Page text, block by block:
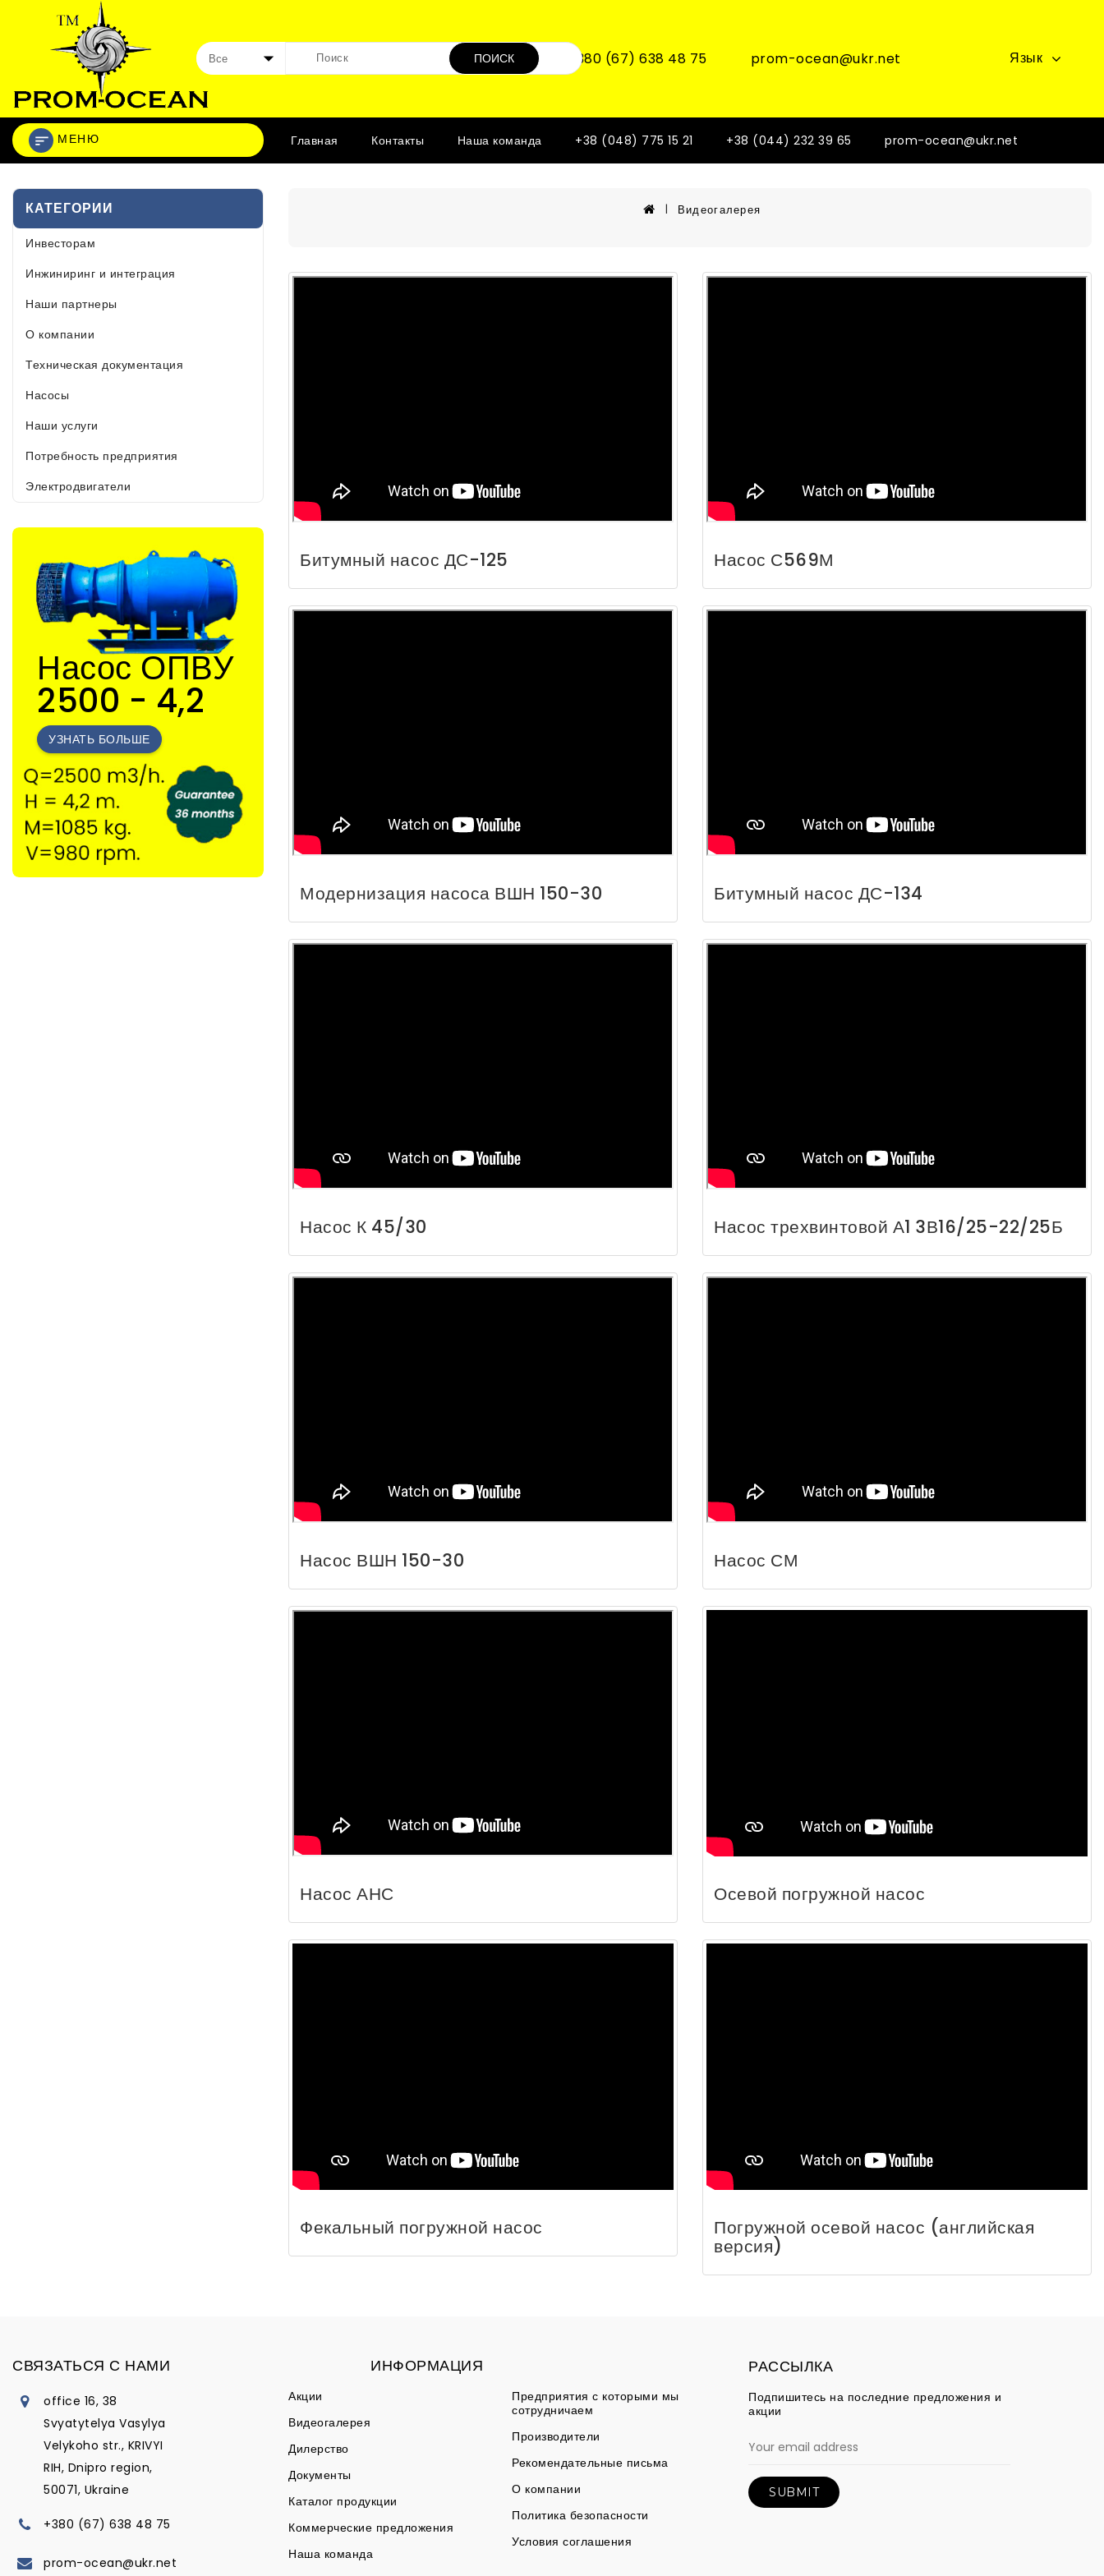
ПОИСК +380 (67) 638 48 75 prom-ocean@ukr.net Язык
МЕНЮ Главная Контакты Наша команда +38 (048) 775 15 21 +38 (044) 232 39 65 prom-ocean@ukr.net
КАТЕГОРИИ
Инвесторам
Инжиниринг и интеграция
Наши партнеры
О компании
Техническая документация
Насосы
Наши услуги
Потребность предприятия
Электродвигатели
Насос ОПВУ
2500 - 4,2
УЗНАТЬ БОЛЬШЕ
Видеогалерея
Битумный насос ДС-125 Насос С569М
Модернизация насоса ВШН 150-30 Битумный насос ДС-134
Насос К 45/30 Насос трехвинтовой А1 3В16/25-22/25Б
Насос ВШН 150-30 Насос СМ
Насос АНС Осевой погружной насос
Фекальный погружной насос Погружной осевой насос (английская
версия)
СВЯЗАТЬСЯ С НАМИ
office 16, 38
Svyatytelya Vasylya
Velykoho str., KRIVYI
RIH, Dnipro region,
50071, Ukraine
+380 (67) 638 48 75
prom-ocean@ukr.net
ИНФОРМАЦИЯ
Акции
Видеогалерея
Дилерство
Документы
Каталог продукции
Коммерческие предложения
Наша команда
Предприятия с которыми мы
сотрудничаем
Производители
Рекомендательные письма
О компании
Политика безопасности
Условия соглашения
РАССЫЛКА
Подпишитесь на последние предложения и
акции
SUBMIT